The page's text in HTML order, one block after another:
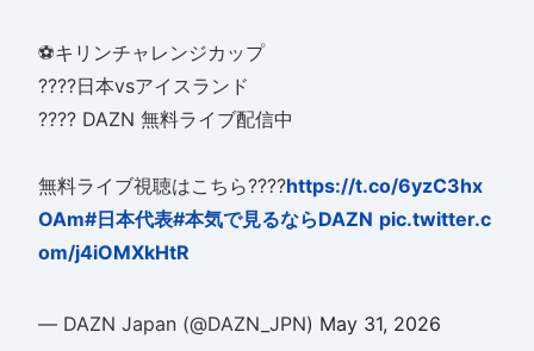
⚽キリンチャレンジカップ
????日本vsアイスランド
???? DAZN 無料ライブ配信中
無料ライブ視聴はこちら????️https://t.co/6yzC3hx
OAm#日本代表#本気で見るならDAZN pic.twitter.c
om/j4iOMXkHtR
— DAZN Japan (@DAZN_JPN) May 31, 2026